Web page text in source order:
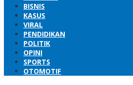
BISNIS
KASUS
VIRAL
PENDIDIKAN
POLITIK
OPINI
SPORTS
OTOMOTIF